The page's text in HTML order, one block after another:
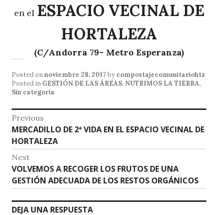
en el ESPACIO VECINAL DE
HORTALEZA
(C/Andorra 79- Metro Esperanza)
Posted onnoviembre 28, 2017by compostajecomunitariohtz
Posted in GESTIÓN DE LAS ÁREAS, NUTRIMOS LA TIERRA,
Sin categoría
Navegación
de
entradas
Previous
Previous
post:
MERCADILLO DE 2ª VIDA EN EL ESPACIO VECINAL DE
HORTALEZA
Next
Next
post:
VOLVEMOS A RECOGER LOS FRUTOS DE UNA
GESTIÓN ADECUADA DE LOS RESTOS ORGÁNICOS
DEJA UNA RESPUESTA